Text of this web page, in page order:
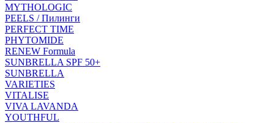
MYTHOLOGIC
PEELS / Пилинги
PERFECT TIME
PHYTOMIDE
RENEW Formula
SUNBRELLA SPF 50+
SUNBRELLA
VARIETIES
VITALISE
VIVA LAVANDA
YOUTHFUL